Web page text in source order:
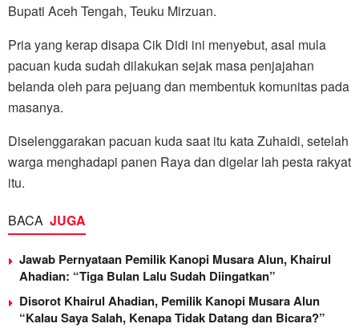
Bupati Aceh Tengah, Teuku Mirzuan.
Pria yang kerap disapa Cik Didi ini menyebut, asal mula
pacuan kuda sudah dilakukan sejak masa penjajahan
belanda oleh para pejuang dan membentuk komunitas pada
masanya.
Diselenggarakan pacuan kuda saat itu kata Zuhaidi, setelah
warga menghadapi panen Raya dan digelar lah pesta rakyat
itu.
BACA JUGA
Jawab Pernyataan Pemilik Kanopi Musara Alun, Khairul
Ahadian: “Tiga Bulan Lalu Sudah Diingatkan”
Disorot Khairul Ahadian, Pemilik Kanopi Musara Alun
“Kalau Saya Salah, Kenapa Tidak Datang dan Bicara?”